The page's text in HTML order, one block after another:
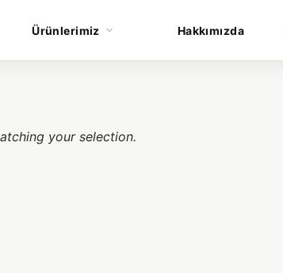
Ürünlerimiz Hakkımızda
your selection.